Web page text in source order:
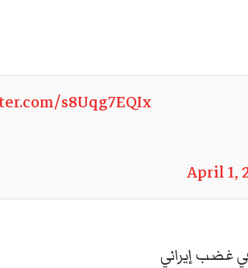
s8Uqg7EQIx
April 1,
غضب إيراني